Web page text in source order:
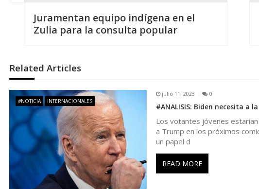
e
g
a
c
i
Juramentan equipo indígena en el
Zulia para la consulta popular
Related Articles
#NOTICIA INTERNACIONALES
julio 11, 2023 0
#ANALISIS: Biden necesita a
Los votantes jóvenes
a Trump en los próximos
un papel d
READ MORE